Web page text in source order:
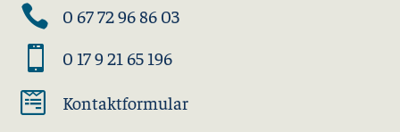
 0 67 72 96 86 03
 0 17 9 21 65 196
 Kontaktformular